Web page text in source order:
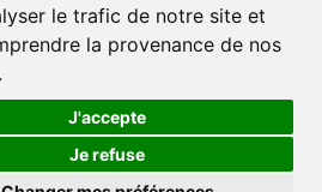
le trafic de notre site et
la provenance de nos
J'accepte
Je refuse